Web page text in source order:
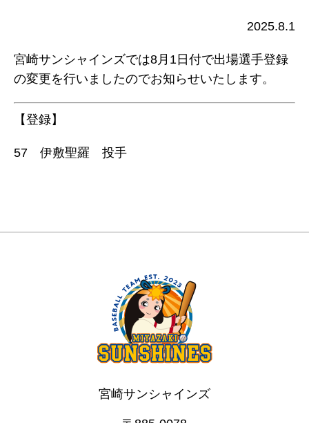
2025.8.1
宮崎サンシャインズでは8月1日付で出場選手登録
の変更を行いましたのでお知らせいたします。
【登録】
57 伊敷聖羅 投手
宮崎サンシャインズ